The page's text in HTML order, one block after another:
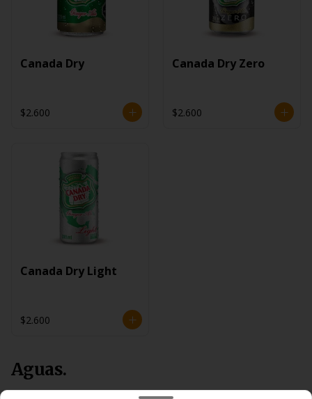
Canada Dry
$2.600
Canada Dry Zero
$2.600
Canada Dry Light
$2.600
Aguas.